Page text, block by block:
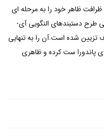
ظرافت ظاهر خود را به مرحله ای
طرح دستبندهای النگویی آی-
تزیین شده است.آن را به تنهایی
پاندورا ست کرده و ظاهری